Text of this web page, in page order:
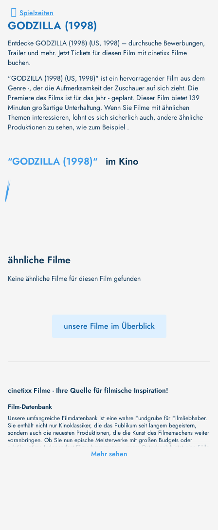
Spielzeiten
GODZILLA (1998)
Entdecke GODZILLA (1998) (US, 1998) – durchsuche Bewerbungen,
Trailer und mehr. Jetzt Tickets für diesen Film mit cinetixx Filme
buchen.
"GODZILLA (1998) (US, 1998)" ist ein hervorragender Film aus dem
Genre -, der die Aufmerksamkeit der Zuschauer auf sich zieht. Die
Premiere des Films ist für das Jahr - geplant. Dieser Film bietet 139
Minuten großartige Unterhaltung. Wenn Sie Filme mit ähnlichen
Themen interessieren, lohnt es sich sicherlich auch, andere ähnliche
Produktionen zu sehen, wie zum Beispiel .
"GODZILLA (1998)" im Kino
ähnliche Filme
Keine ähnliche Filme für diesen Film gefunden
unsere Filme im Überblick
cinetixx Filme - Ihre Quelle für filmische Inspiration!
Film-Datenbank
Unsere umfangreiche Filmdatenbank ist eine wahre Fundgrube für Filmliebhaber.
Sie enthält nicht nur Kinoklassiker, die das Publikum seit langem begeistern,
sondern auch die neuesten Produktionen, die die Kunst des Filmemachens weiter
voranbringen. Ob Sie nun epische Meisterwerke mit großen Budgets oder
subtile, intime Independent-Filme bevorzugen, unsere Datenbank bietet eine Fülle
von Inhalten, die Ihr Herz und Ihren Geist berühren werden. Beim Durchstöbern
Mehr sehen